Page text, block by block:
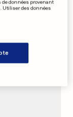
données provenant
Utiliser des données